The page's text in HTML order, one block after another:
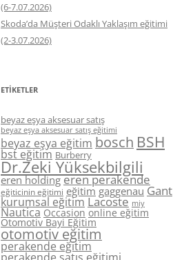
(6-7.07.2026)
Skoda’da Müşteri Odaklı Yaklaşım eğitimi
(2-3.07.2026)
ETIKETLER
beyaz eşya aksesuar satış
beyaz eşya aksesuar satış eğitimi
beyaz eşya eğitim bosch BSH
bst eğitim Burberry
Dr.Zeki Yüksekbilgili
eren holding eren perakende
eğiticinin eğitimi eğitim gaggenau Gant
kurumsal eğitim Lacoste miy
Nautica Occasion online eğitim
Otomotiv Bayi Eğitim
otomotiv eğitim
perakende eğitim